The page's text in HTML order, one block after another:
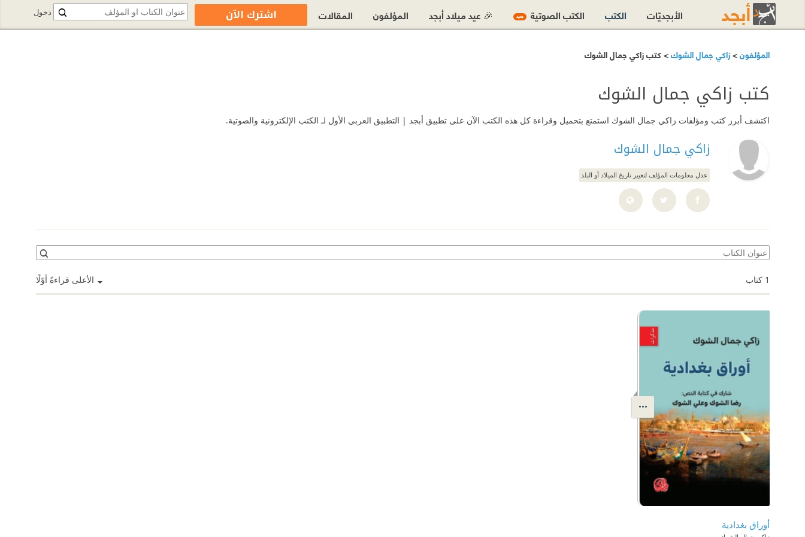
المؤلفون>زاكي جمال الشوك> كتب زاكي جمال الشوك
كتب زاكي جمال الشوك
اكتشف أبرز كتب ومؤلفات زاكي جمال الشوك استمتع بتحميل وقراءة كل هذه الكتب الآن على تطبيق أبجد | التطبيق العربي الأول لـ الكتب الإلكترونية والصوتية.
زاكي جمال الشوك
عدل معلومات المؤلف لتغيير تاريخ الميلاد أو البلد
الأعلى قراءةً أوّلًا 1 كتاب
أوراق بغدادية
دخول الأبجديّات الكتب الكتب الصوتية جديد 🎉 عيد ميلاد أبجد المؤلفون المقالات اشترك الآن